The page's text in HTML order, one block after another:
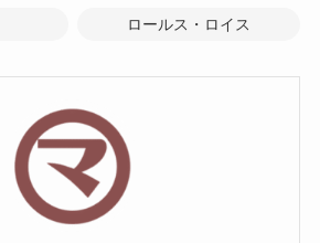
ロールス・ロイス